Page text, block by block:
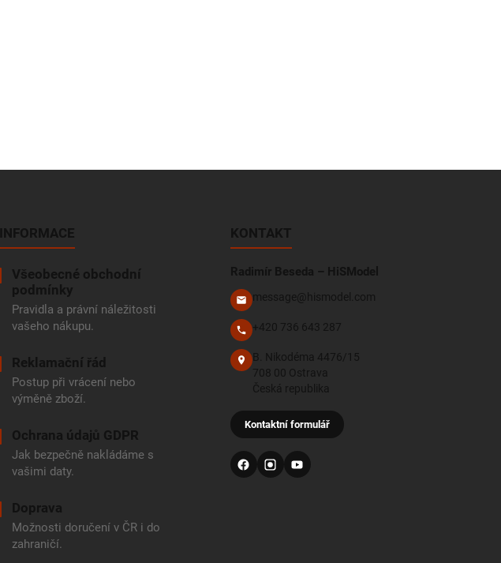
INFORMACE
Všeobecné obchodní
podmínky
Pravidla a právní náležitosti
vašeho nákupu.
Reklamační řád
Postup při vrácení nebo
výměně zboží.
Ochrana údajů GDPR
Jak bezpečně nakládáme s
vašimi daty.
Doprava
Možnosti doručení v ČR i do
zahraničí.
KONTAKT
Radimír Beseda – HiSModel
message@hismodel.com
+420 736 643 287
B. Nikodéma 4476/15
708 00 Ostrava
Česká republika
Kontaktní formulář